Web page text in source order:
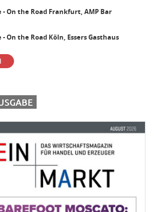
WEST (m/w/d)
2024 sucht Verstärkung
Wein (m/w/d) für den operativen Einkauf
- On the Road Frankfurt, AMP Bar
On the Road Köln, Essers Gasthaus